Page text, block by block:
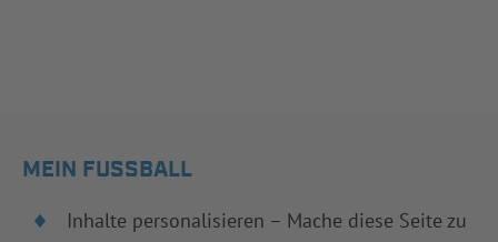
MEIN FUSSBALL
Inhalte personalisieren – Mache diese Seite zu